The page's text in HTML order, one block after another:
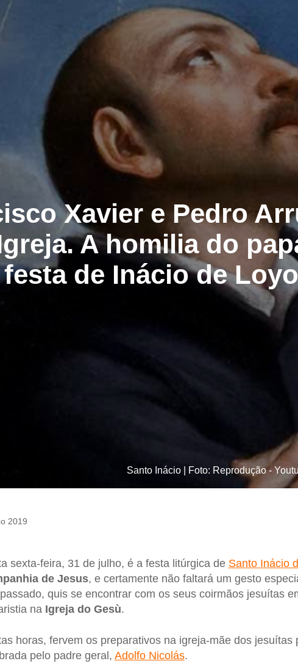
Xavier e Pedro
A homilia do
festa de Inácio de
Santo Inácio | Foto: Reprodução -
2019
sexta-feira, 31 de julho, é a festa litúrgica de Santo Inácio
de Jesus, e certamente não faltará um gesto
quis se encontrar com os seus coirmãos jesuítas
na Igreja do Gesù.
horas, fervem os preparativos na igreja-mãe dos jesuítas
pelo padre geral, Adolfo Nicolás.